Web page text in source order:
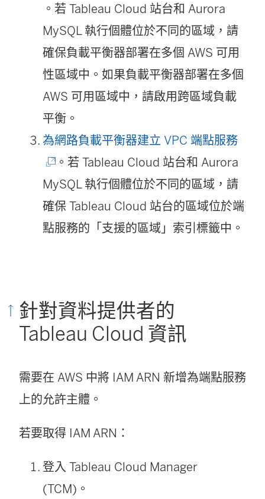
結
在
新
視
窗
開
啟
)
結
在
新
視
開
啟
)
。若 Tableau Cloud 站台和 Aurora
MySQL 執行個體位於不同的區域，請
確保負載平衡器部署在多個 AWS 可用
性區域中。如果負載平衡器部署在多個
AWS 可用區域中，請啟用跨區域負載
平衡。
為網路負載平衡器建立 VPC 端點服務(
連
結
在
新
。若 Tableau Cloud 站台和 Aurora
MySQL 執行個體位於不同的區域，請
確保 Tableau Cloud 站台的區域位於端
點服務的「支援的區域」索引標籤中。
針對資料提供者的
Tableau Cloud 資訊
需要在 AWS 中將 IAM ARN 新增為端點服務
上的允許主體。
若要取得 IAM ARN：
登入 Tableau Cloud Manager
(TCM)。